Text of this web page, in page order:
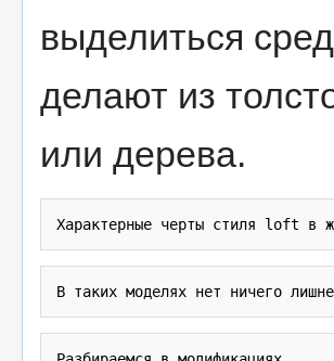
выделиться
делают из
или дерева.